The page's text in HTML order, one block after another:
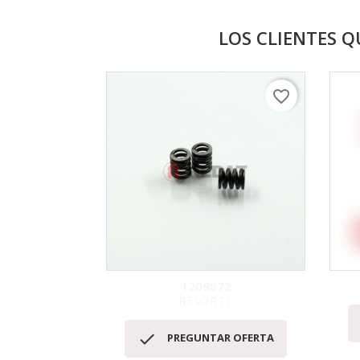
LOS CLIENTES
Vista rápida
 PREGUNTAR OFERTA
favorite_border